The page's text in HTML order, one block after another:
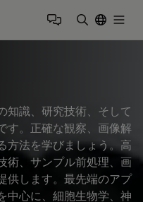
知識、研究技術、そして
す。正確な観察、画像解
方法を学びましょう。高
術、サンプル前処理、画
供します。最先端のアプ
中心に、細胞生物学、神